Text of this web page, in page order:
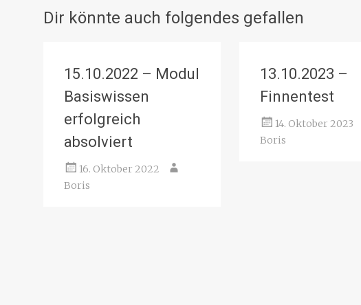
Dir könnte auch folgendes gefallen
15.10.2022 – Modul
Basiswissen
erfolgreich
absolviert
16. Oktober 2022
Boris
13.10.2023 –
Finnentest
14. Oktober 2023
Boris